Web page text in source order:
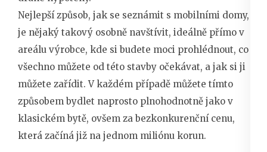
Nejlepší způsob, jak se seznámit s mobilními domy,
je nějaký takový osobně navštívit, ideálně přímo v
areálu výrobce, kde si budete moci prohlédnout, co
všechno můžete od této stavby očekávat, a jak si ji
můžete zařídit. V každém případě můžete tímto
způsobem bydlet naprosto plnohodnotně jako v
klasickém bytě, ovšem za bezkonkurenční cenu,
která začíná již na jednom miliónu korun.